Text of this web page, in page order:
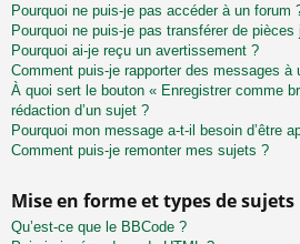
Pourquoi ne puis-je pas accéder à un forum
Pourquoi ne puis-je pas transférer de pièces
Pourquoi ai-je reçu un avertissement ?
Comment puis-je rapporter des messages à
À quoi sert le bouton « Enregistrer comme
rédaction d’un sujet ?
Pourquoi mon message a-t-il besoin d’être
Comment puis-je remonter mes sujets ?
Mise en forme et types de sujets
Qu’est-ce que le BBCode ?